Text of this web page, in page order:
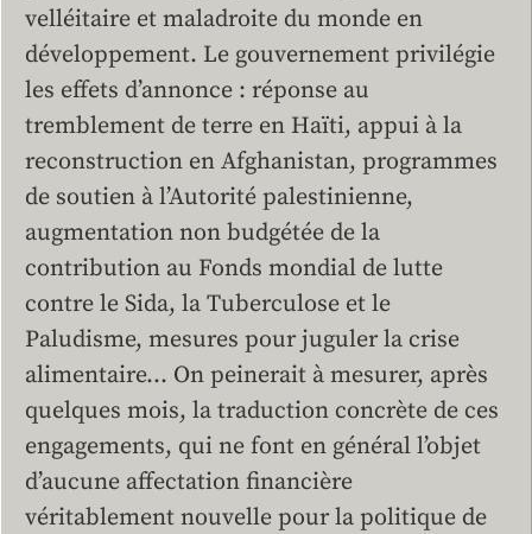
velléitaire et maladroite du monde en
développement. Le gouvernement privilégie
les effets d’annonce : réponse au
tremblement de terre en Haïti, appui à la
reconstruction en Afghanistan, programmes
de soutien à l’Autorité palestinienne,
augmentation non budgétée de la
contribution au Fonds mondial de lutte
contre le Sida, la Tuberculose et le
Paludisme, mesures pour juguler la crise
alimentaire… On peinerait à mesurer, après
quelques mois, la traduction concrète de ces
engagements, qui ne font en général l’objet
d’aucune affectation financière
véritablement nouvelle pour la politique de